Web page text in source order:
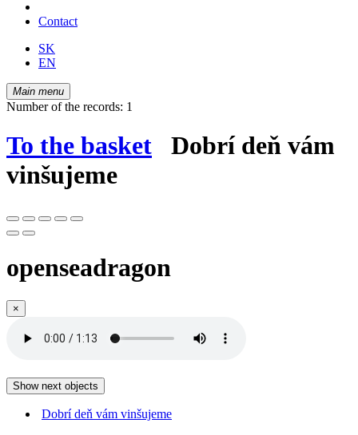
Contact
SK
EN
Main menu
Number of the records: 1
To the basket Dobrí deň vám
vinšujeme
openseadragon
×
Show next objects
Dobrí deň vám vinšujeme